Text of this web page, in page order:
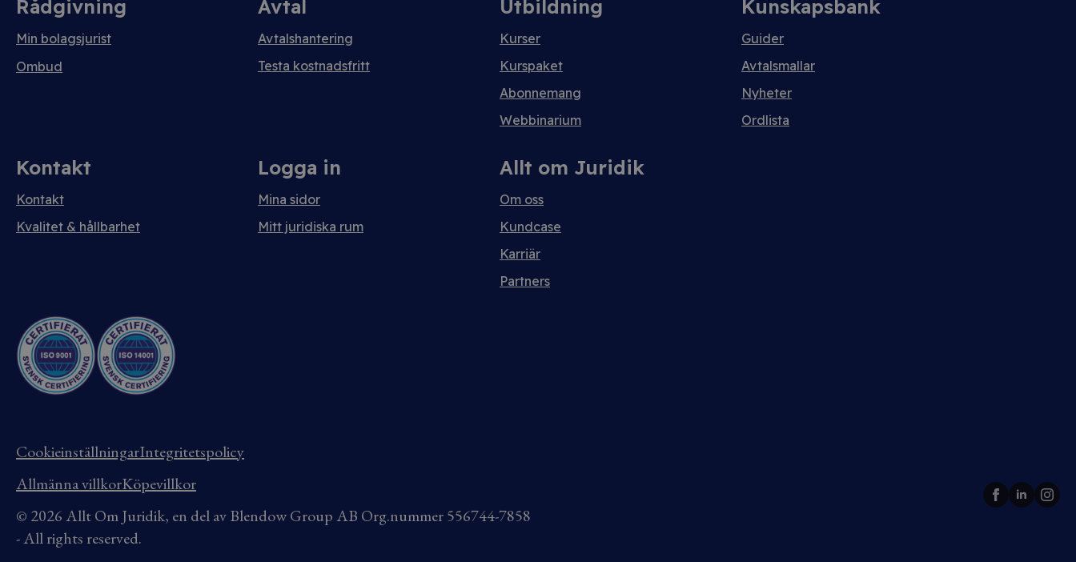
Rådgivning
Min bolagsjurist
Ombud
Avtal
Avtalshantering
Testa kostnadsfritt
Utbildning
Kurser
Kurspaket
Abonnemang
Webbinarium
Kunskapsbank
Guider
Avtalsmallar
Nyheter
Ordlista
Kontakt
Kontakt
Kvalitet & hållbarhet
Logga in
Mina sidor
Mitt juridiska rum
Allt om Juridik
Om oss
Kundcase
Karriär
Partners
CookieinställningarIntegritetspolicy
Allmänna villkorKöpevillkor
© 2026 Allt Om Juridik, en del av Blendow Group AB Org.nummer 556744-7858
- All rights reserved.